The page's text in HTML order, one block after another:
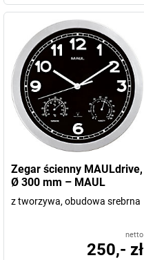
Zegar ścienny MAULdrive,
Ø 300 mm – MAUL
z tworzywa, obudowa srebrna
netto
250,- zł